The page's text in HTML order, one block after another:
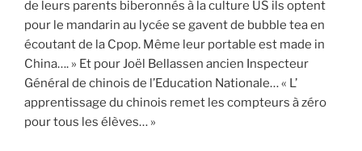
de leurs parents biberonnés à la culture US ils optent
pour le mandarin au lycée se gavent de bubble tea en
écoutant de la Cpop. Même leur portable est made in
China…. » Et pour Joël Bellassen ancien Inspecteur
Général de chinois de l’Education Nationale… « L’
apprentissage du chinois remet les compteurs à zéro
pour tous les élèves… »